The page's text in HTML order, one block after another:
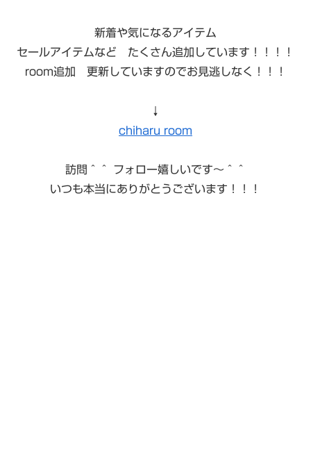
新着や気になるアイテム
セールアイテムなど たくさん追加しています！！！！
room追加 更新していますのでお見逃しなく！！！
↓
chiharu room
訪問＾＾ フォロー嬉しいです〜＾＾
いつも本当にありがとうございます！！！